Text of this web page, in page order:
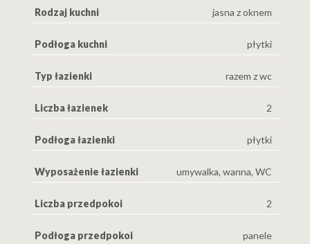
Rodzaj kuchni jasna z oknem
Podłoga kuchni płytki
Typ łazienki razem z wc
Liczba łazienek 2
Podłoga łazienki płytki
Wyposażenie łazienki umywalka, wanna, WC
Liczba przedpokoi 2
Podłoga przedpokoi panele